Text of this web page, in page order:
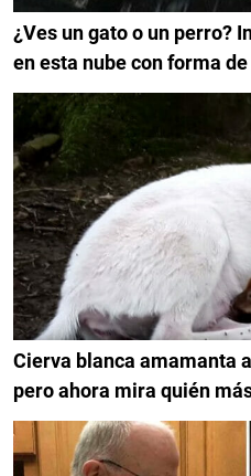
¿Ves un gato o un perro?
en esta nube con forma
Cierva blanca amamanta
pero ahora mira quién